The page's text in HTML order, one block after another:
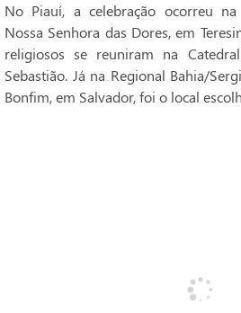
No Piauí, a celebração ocorreu
Nossa Senhora das Dores, em
religiosos se reuniram na
Sebastião. Já na Regional Bahia/
Bonfim, em Salvador, foi o local